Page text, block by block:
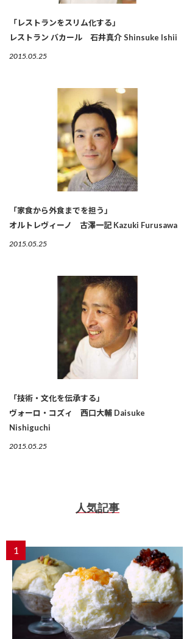
「レストランをスリム化する」
レストラン バカール 石井真介 Shinsuke Ishii
2015.05.25
「家食から外食までを担う」
オルトレヴィーノ 古澤一記 Kazuki Furusawa
2015.05.25
「技術・文化を伝承する」
ヴォーロ・コズィ 西口大輔 Daisuke
Nishiguchi
2015.05.25
人気記事
1